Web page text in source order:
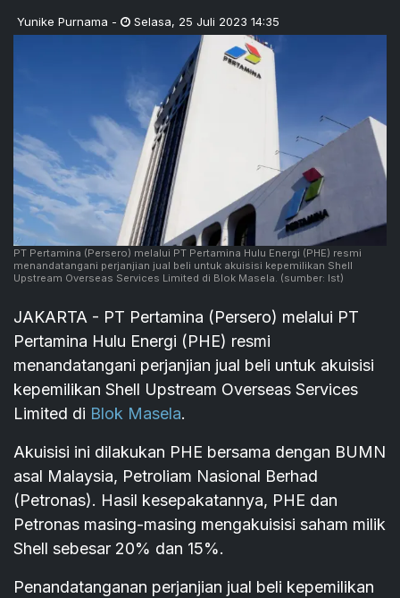
Yunike Purnama - Selasa, 25 Juli 2023 14:35
PT Pertamina (Persero) melalui PT Pertamina Hulu Energi (PHE) resmi
menandatangani perjanjian jual beli untuk akuisisi kepemilikan Shell
Upstream Overseas Services Limited di Blok Masela. (sumber: Ist)
JAKARTA - PT Pertamina (Persero) melalui PT
Pertamina Hulu Energi (PHE) resmi
menandatangani perjanjian jual beli untuk akuisisi
kepemilikan Shell Upstream Overseas Services
Limited di Blok Masela.
Akuisisi ini dilakukan PHE bersama dengan BUMN
asal Malaysia, Petroliam Nasional Berhad
(Petronas). Hasil kesepakatannya, PHE dan
Petronas masing-masing mengakuisisi saham milik
Shell sebesar 20% dan 15%.
Penandatanganan perjanjian jual beli kepemilikan